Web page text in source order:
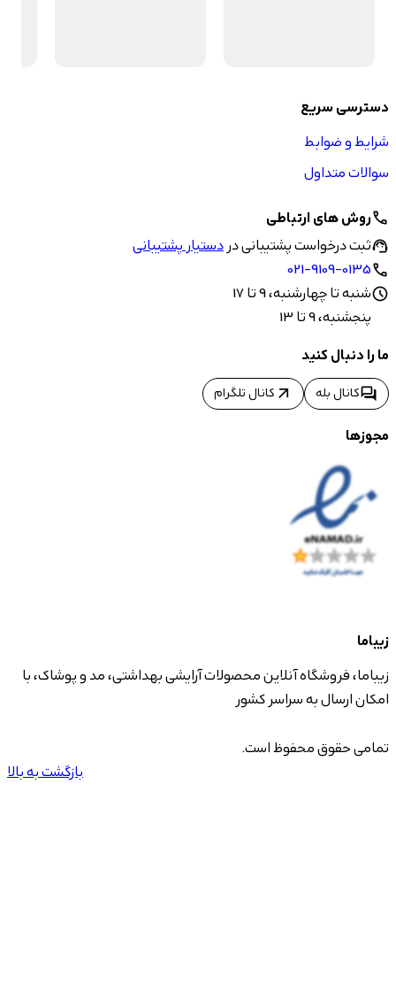
دسترسی سریع
شرایط و ضوابط
سوالات متداول
callروش های ارتباطی
support_agentثبت درخواست پشتیبانی دردستیار پشتیبانی
call
021-9109-0135
scheduleشنبه تا چهارشنبه، 9 تا 17
پنجشنبه، 9 تا 13
ما را دنبال کنید
forumکانال بله arrow_outward کانال تلگرام
مجوزها
زیباما
زیباما، فروشگاه آنلاین محصولات آرایشی بهداشتی، مد و پوشاک، با
امکان ارسال به سراسر کشور
تمامی حقوق محفوظ است.
بازگشت به بالا